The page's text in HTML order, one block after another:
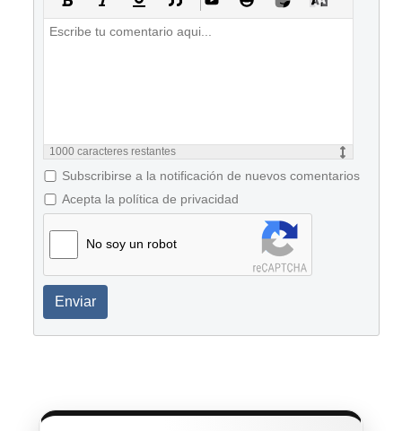
1000 caracteres restantes
Subscribirse a la notificación de nuevos comentarios
Acepta la política de privacidad
No soy un robot
Enviar